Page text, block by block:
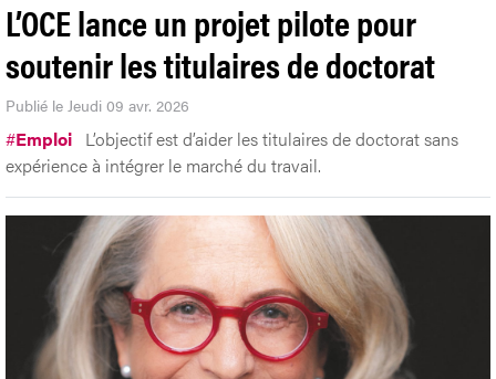
L’OCE lance un projet pilote pour
soutenir les titulaires de doctorat
Publié le Jeudi 09 avr. 2026
#Emploi L’objectif est d’aider les titulaires de doctorat sans
expérience à intégrer le marché du travail.